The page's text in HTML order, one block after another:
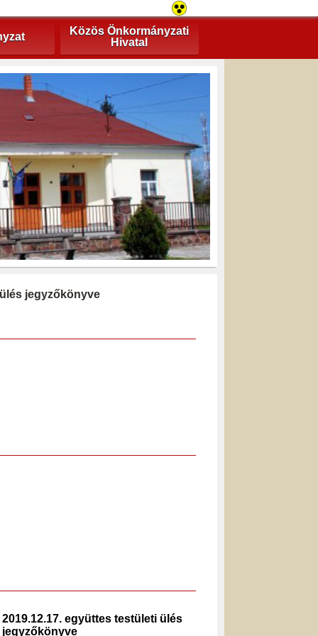
Közös Önkormányzati
Hivatal
jegyzőkönyve
2019.12.17. együttes testületi ülés
jegyzőkönyve